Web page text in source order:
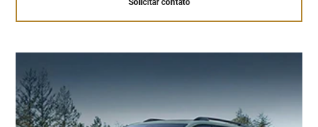
Solicitar contato